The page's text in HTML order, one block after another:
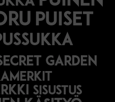
puiset
garden
sisustus